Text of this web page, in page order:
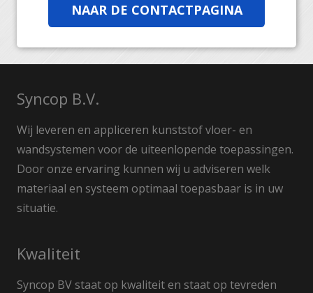
NAAR DE CONTACTPAGINA
Syncop B.V.
Wij leveren en appliceren kunststof vloer- en
wandsystemen voor de uiteenlopende toepassingen.
Door onze ervaring kunnen wij u adviseren welk
materiaal en systeem optimaal toepasbaar is in uw
situatie.
Kwaliteit
Syncop BV staat op kwaliteit en staat op tevreden